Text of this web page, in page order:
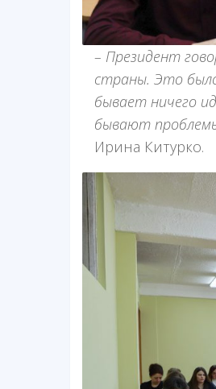
– Президент
страны. Это
бывает ничего
бывают
Ирина Китурко.